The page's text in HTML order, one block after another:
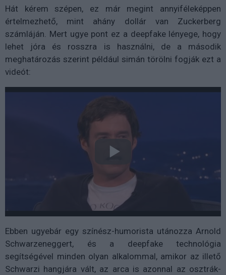
Hát kérem szépen, ez már megint annyiféleképpen
értelmezhető, mint ahány dollár van Zuckerberg
számláján. Mert ugye pont ez a deepfake lényege, hogy
lehet jóra és rosszra is használni, de a második
meghatározás szerint például simán törölni fogják ezt a
videót:
Ebben ugyebár egy színész-humorista utánozza Arnold
Schwarzeneggert, és a deepfake technológia
segítségével minden olyan alkalommal, amikor az illető
Schwarzi hangjára vált, az arca is azonnal az osztrák-